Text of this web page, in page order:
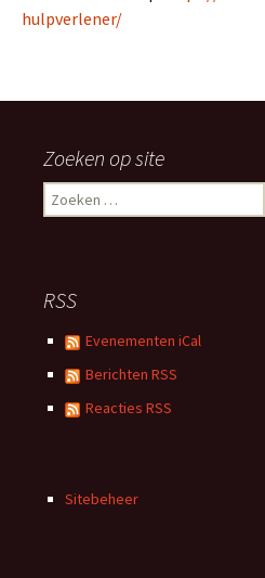
hulpverlener/
Zoeken op site
Zoeken
naar:
RSS
Evenementen iCal
Berichten RSS
Reacties RSS
Sitebeheer